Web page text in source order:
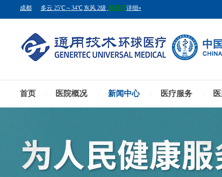
首页 医院概况 新闻中心 医疗服务